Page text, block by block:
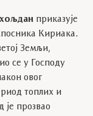
приказује
Кириака.
Земљи,
се у Господу
овог
топлих и
је прозвао